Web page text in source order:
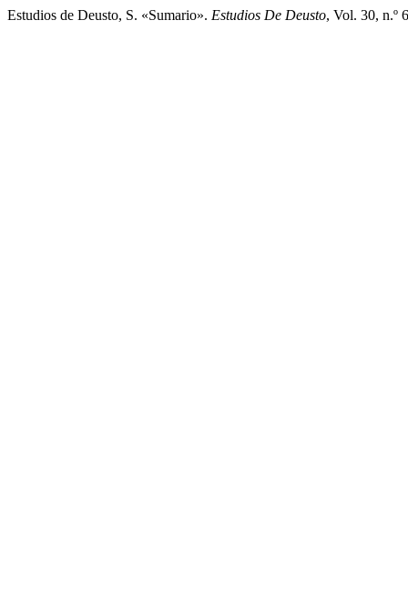
Estudios de Deusto, S. «Sumario». Estudios De Deusto, Vol. 30, n.º